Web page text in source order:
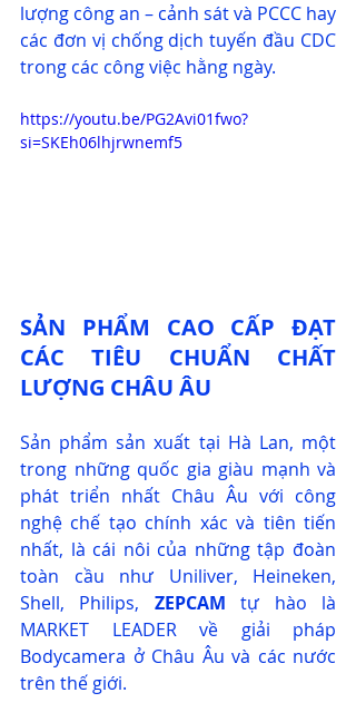
lượng công an – cảnh sát và PCCC hay
các đơn vị chống dịch tuyến đầu CDC
trong các công việc hằng ngày.
https://youtu.be/PG2Avi01fwo?
si=SKEh06lhjrwnemf5
SẢN PHẨM CAO CẤP ĐẠT
CÁC TIÊU CHUẨN CHẤT
LƯỢNG CHÂU ÂU
Sản phẩm sản xuất tại Hà Lan, một
trong những quốc gia giàu mạnh và
phát triển nhất Châu Âu với công
nghệ chế tạo chính xác và tiên tiến
nhất, là cái nôi của những tập đoàn
toàn cầu như Uniliver, Heineken,
Shell, Philips, ZEPCAM tự hào là
MARKET LEADER về giải pháp
Bodycamera ở Châu Âu và các nước
trên thế giới.